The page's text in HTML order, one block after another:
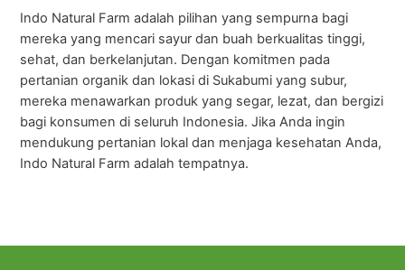
Indo Natural Farm adalah pilihan yang sempurna bagi
mereka yang mencari sayur dan buah berkualitas tinggi,
sehat, dan berkelanjutan. Dengan komitmen pada
pertanian organik dan lokasi di Sukabumi yang subur,
mereka menawarkan produk yang segar, lezat, dan bergizi
bagi konsumen di seluruh Indonesia. Jika Anda ingin
mendukung pertanian lokal dan menjaga kesehatan Anda,
Indo Natural Farm adalah tempatnya.